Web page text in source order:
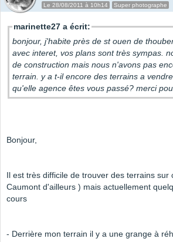
Le 28/08/2011 à 10h14 Super photographe
marinette27 a écrit:
bonjour, j'habite près de st ouen de
avec interet, vos plans sont très sympas.
de construction mais nous n'avons pas
terrain. y a t-il encore des terrains a
qu'elle agence êtes vous passé? merci
Bonjour,
Il est très difficile de trouver des terrains sur
Caumont d'ailleurs ) mais actuellement
cours
- Derrière mon terrain il y a une grange à